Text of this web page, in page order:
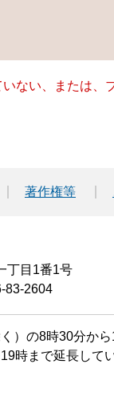
ない、または
著作権等
丁目1番1号
83-2604
）の8時30分か
時まで延長してい